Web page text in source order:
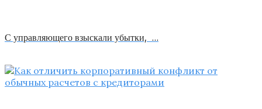
С управляющего взыскали убытки, …